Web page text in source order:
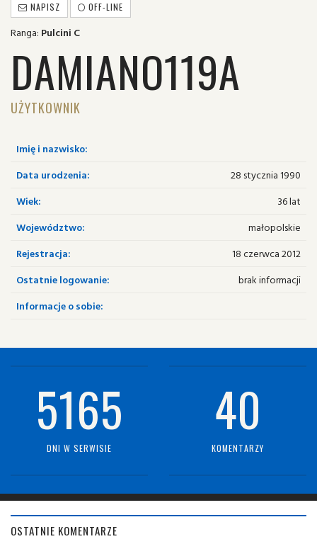
NAPISZ OFF-LINE
Ranga: Pulcini C
DAMIANO119A
UŻYTKOWNIK
Imię i nazwisko:
Data urodzenia:
28 stycznia 1990
Wiek:
36 lat
Województwo:
małopolskie
Rejestracja:
18 czerwca 2012
Ostatnie logowanie:
brak informacji
Informacje o sobie:
5165
DNI W SERWISIE
40
KOMENTARZY
OSTATNIE KOMENTARZE